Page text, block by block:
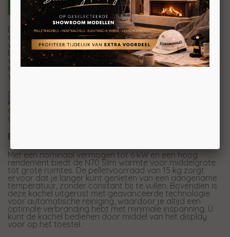
De Nobis N70 Slim pelletkachel combineert Italiaans
design met innovatieve technologie voor heerlijke
warmte binnenshuis. Met zijn elegante lijnen en robuuste
bouw is deze kachel niet alleen een efficiënte
warmtebron, maar ook een stijlvol element in je
interieur. Deze kachel verspreid zijn warmte door de
ventilator.
De ruimteventilator van deze kachel staat altijd aan en
kan niet handmatig worden uitgeschakeld. Daarom is er
ook geen ventilatiemenu; de werking wordt automatisch
geregeld op basis van het gekozen vermogen.
Efficiënt en gebruiksvriendelijk
Met een nominaal vermogen tot 6 kW en een hoog
rendement biedt de N70 Slim warmte voor middelgrote
tot grote ruimtes. De pelletvoorraad van 15 kg zorgt
ervoor dat je langer kunt genieten van een aangename
temperatuur, zonder constant bij te vullen. Bovendien is
deze kachel uitgerust met geavanceerde technologie
voor automatische reiniging, waardoor je altijd een
optimale verbranding hebt met minimale inspanning. U
kunt de kachel bedienen door middel van het display
voor op het toestel.